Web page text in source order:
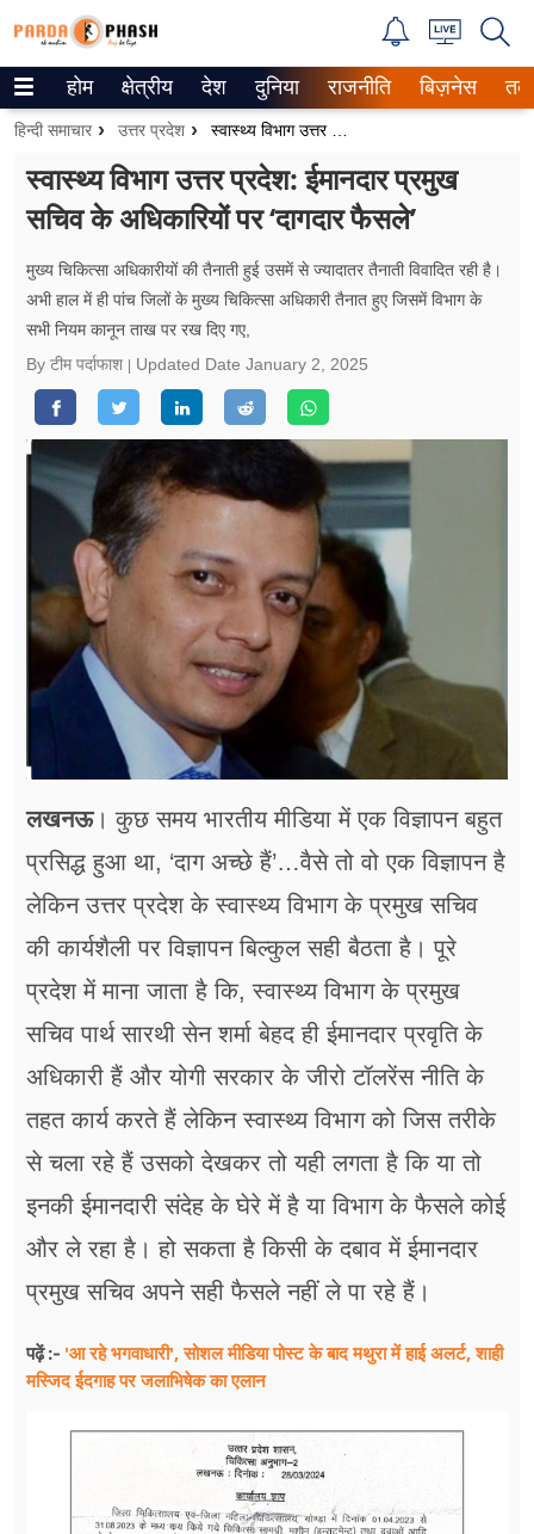
Trending on Google News
वेब स्टोरीज
उत्तर प्रदेश
गैलरी
वीडियो
रिलेशनशिप
जीवन मंत्रा
सेहत
ब्‍यूटी
शिक्षा
अन्य खबरें
होम क्षेत्रीय देश दुनिया राजनीति बिज़नेस
हिन्दी समाचार उत्तर प्रदेश
स्वास्थ्य विभाग उत्तर प्रदेश: ईमानदार प्रमुख
सचिव के अधिकारियों पर ‘दागदार फैसले’
मुख्य चिकित्सा अधिकारीयों की तैनाती हुई उसमें से ज्यादातर ​तैनाती विवादित रही है।
अभी हाल में ही पांच जिलों के मुख्य चिकित्सा अधिकारी तैनात हुए जिसमें विभाग के
सभी नियम कानून ताख पर रख दिए गए,
By टीम पर्दाफाश
Updated Date January 2, 2025
लखनऊ। कुछ समय भारतीय मीडिया में एक विज्ञापन बहुत
प्रसिद्ध हुआ था, ‘दाग अच्छे हैं’…वैसे तो वो एक विज्ञापन है
लेकिन उत्तर प्रदेश के स्वास्थ्य विभाग के प्रमुख सचिव
की कार्यशैली पर विज्ञापन बिल्कुल सही बैठता है। पूरे
प्रदेश में माना जाता है कि, स्वास्थ्य विभाग के प्रमुख
सचिव पार्थ सारथी सेन शर्मा बेहद ही ईमानदार प्रवृति के
अधिकारी हैं और योगी सरकार के जीरो टॉलरेंस नीति के
तहत कार्य करते हैं लेकिन स्वास्थ्य विभाग को जिस तरीके
से चला रहे हैं उसको देखकर तो यही लगता है कि या तो
इनकी ईमानदारी संदेह के घेरे में है या विभाग के फैसले कोई
और ले रहा है। हो सकता है किसी के दबाव में ईमानदार
प्रमुख सचिव अपने सही फैसले नहीं ले पा रहे हैं।
पढ़ें :- 'आ रहे भगवाधारी', सोशल मीडिया पोस्ट के बाद मथुरा में हाई अलर्ट, शाही
मस्जिद ईदगाह पर जलाभिषेक का एलान